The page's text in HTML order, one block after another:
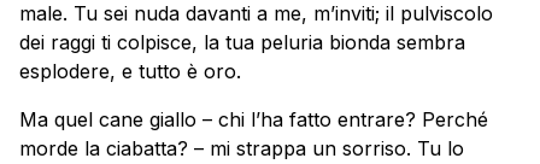
male. Tu sei nuda davanti a me, m’inviti; il pulviscolo
dei raggi ti colpisce, la tua peluria bionda sembra
esplodere, e tutto è oro.
Ma quel cane giallo – chi l’ha fatto entrare? Perché
morde la ciabatta? – mi strappa un sorriso. Tu lo